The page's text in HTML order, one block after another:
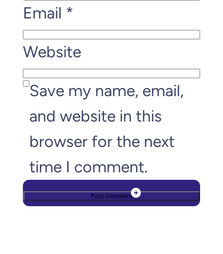
Email *
Website
Save my name, email,
and website in this
browser for the next
time I comment.